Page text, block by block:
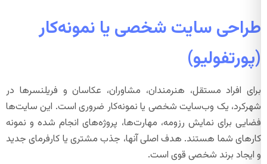
طراحی سایت شخصی یا نمونه‌کار
(پورتفولیو)
برای افراد مستقل، هنرمندان، مشاوران، عکاسان و فریلنسرها در
شهرکرد، یک وب‌سایت شخصی یا نمونه‌کار ضروری است. این سایت‌ها
فضایی برای نمایش رزومه، مهارت‌ها، پروژه‌های انجام شده و نمونه
کارهای شما هستند. هدف اصلی آنها، جذب مشتری یا کارفرمای جدید
و ایجاد برند شخصی قوی است.